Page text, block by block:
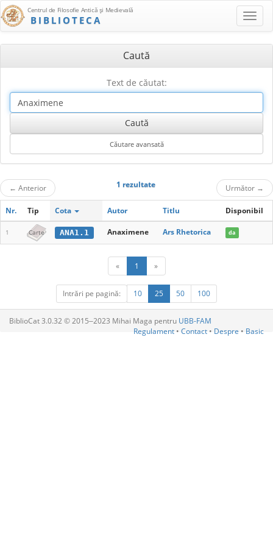
Centrul de Filosofie Antică şi Medievală
BIBLIOTECA
Caută
Text de căutat:
← Anterior 1 rezultate Următor →
Nr. Tip Cota Autor Titlu Disponibil
1 Carte ANA1.1 Anaximene Ars Rhetorica da
« 1 »
Intrări pe pagină: 10 25 50 100
BiblioCat 3.0.32 © 2015‒2023 Mihai Maga pentru UBB-FAM
Regulament • Contact • Despre • Basic